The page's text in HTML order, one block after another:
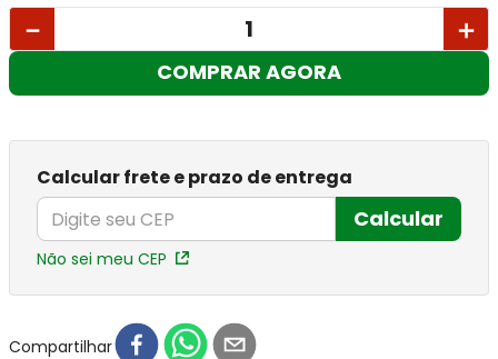
＋
－
COMPRAR AGORA
Calcular frete e prazo de entrega
Calcular
Não sei meu CEP
Compartilhar